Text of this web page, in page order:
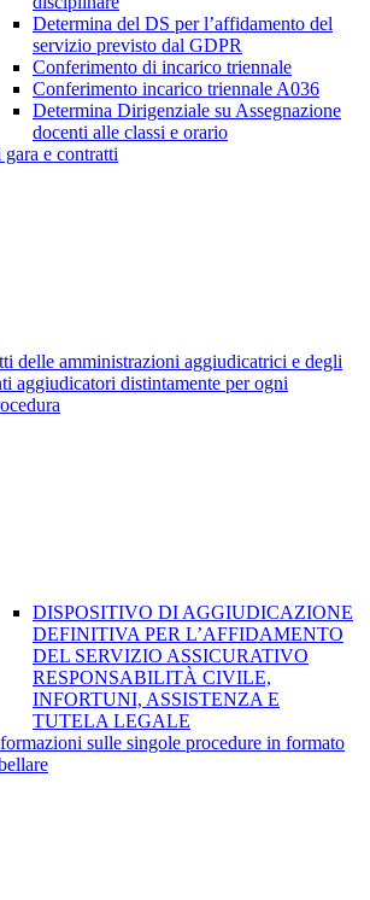
Determina del DS per l’affidamento del
servizio previsto dal GDPR
Conferimento di incarico triennale
Conferimento incarico triennale A036
Determina Dirigenziale su Assegnazione
docenti alle classi e orario
e contratti
delle amministrazioni aggiudicatrici e degli
aggiudicatori distintamente per ogni
DISPOSITIVO DI AGGIUDICAZIONE
DEFINITIVA PER L’AFFIDAMENTO
DEL SERVIZIO ASSICURATIVO
RESPONSABILITÀ CIVILE,
INFORTUNI, ASSISTENZA E
TUTELA LEGALE
sulle singole procedure in formato